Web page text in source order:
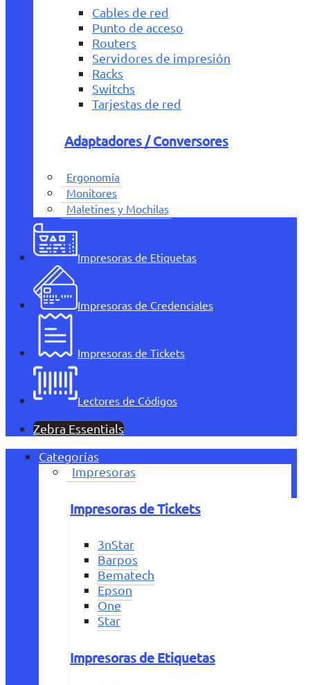
Cables de red
Punto de acceso
Routers
Servidores de impresión
Racks
Switchs
Tarjestas de red
Adaptadores / Conversores
Ergonomía
Monitores
Maletines y Mochilas
Impresoras de Etiquetas
Impresoras de Credenciales
Impresoras de Tickets
Lectores de Códigos
Zebra Essentials
Categorías
Impresoras
Impresoras de Tickets
3nStar
Barpos
Bematech
Epson
One
Star
Impresoras de Etiquetas